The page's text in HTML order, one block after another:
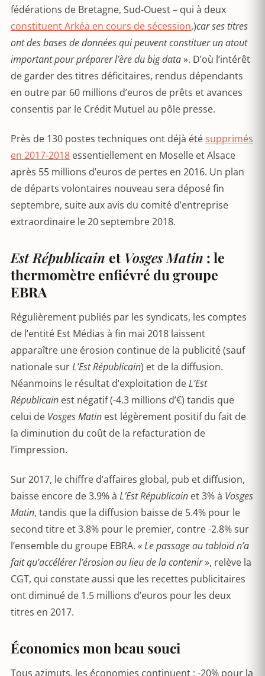
fédérations de Bretagne, Sud-Ouest – qui à deux
constituent Arkéa en cours de sécession,)car ses titres
ont des bases de données qui peuvent constituer un atout
important pour préparer l’ère du big data». D’où l’intérêt
de garder des titres déficitaires, rendus dépendants
en outre par 60 millions d’euros de prêts et avances
consentis par le Crédit Mutuel au pôle presse.
Près de 130 postes techniques ont déjà étésupprimés
en 2017-2018 essentiellement en Moselle et Alsace
après 55 millions d’euros de pertes en 2016. Un plan
de départs volontaires nouveau sera déposé fin
septembre, suite aux avis du comité d’entreprise
extraordinaire le 20 septembre 2018.
Est Républicain et Vosges Matin : le
thermomètre enfiévré du groupe
EBRA
Régulièrement publiés par les syndicats, les comptes
de l’entité Est Médias à fin mai 2018 laissent
apparaître une érosion continue de la publicité (sauf
nationale surL’Est Républicain) et de la diffusion.
Néanmoins le résultat d’exploitation deL’Est
Républicain est négatif (-4.3 millions d’€) tandis que
celui de Vosges Matin est légèrement positif du fait de
la diminution du coût de la refacturation de
l’impression.
Sur 2017, le chiffre d’affaires global, pub et diffusion,
baisse encore de 3.9% à L’Est Républicain et 3% à Vosges
Matin, tandis que la diffusion baisse de 5.4% pour le
second titre et 3.8% pour le premier, contre -2.8% sur
l’ensemble du groupe EBRA. « Le passage au tabloïd n’a
fait qu’accélérer l’érosion au lieu de la contenir», relève la
CGT, qui constate aussi que les recettes publicitaires
ont diminué de 1.5 millions d’euros pour les deux
titres en 2017.
Économies mon beau souci
Tous azimuts, les économies continuent : -20% pour la